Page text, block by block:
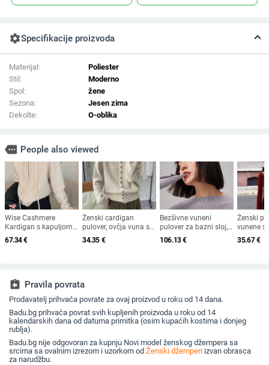
settingsSpecifikacije proizvoda
Materijal:
Poliester
Stil:
Moderno
Spol:
žene
Sezona:
Jesen zima
Dekolte:
O-oblika
more People also viewed
Wise Cashmere
Kardigan s kapuljom i
zipom – debela vuna,
širok kroj, dugi rukavi
67.34€
Ženski cardigan
pulover, ovčja vuna s
elastanom,
jednobojan, polu-
34.35 €
Bezšivne vuneni
pulover za bazni sloj,
jedan komad, debelo
Yangtze vlakna,
106.13€
Ženski
vunene
kroj,
ovratnik,
35.67€
assignment_return Pravila povrata
Prodavatelj prihvaća povrate za ovaj proizvod u roku od 14 dana.
Badu.bg prihvaća povrat svih kupljenih proizvoda u roku od 14
kalendarskih dana od datuma primitka (osim kupaćih kostima i donjeg
rublja).
Badu.bg nije odgovoran za kupnju Novi model ženskog džempera sa
srcima sa ovalnim izrezom i uzorkom od Ženski džemperi izvan obrasca
za narudžbu.